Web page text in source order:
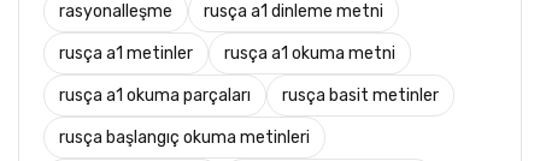
rasyonalleşme rusça a1 dinleme metni
rusça a1 metinler rusça a1 okuma metni
rusça a1 okuma parçaları rusça basit metinler
rusça başlangıç okuma metinleri